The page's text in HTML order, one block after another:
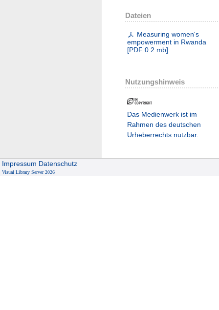
Dateien
Measuring women's
empowerment in Rwanda
[PDF 0.2 mb]
Nutzungshinweis
Das Medienwerk ist im
Rahmen des deutschen
Urheberrechts nutzbar.
Impressum Datenschutz
Visual Library Server 2026